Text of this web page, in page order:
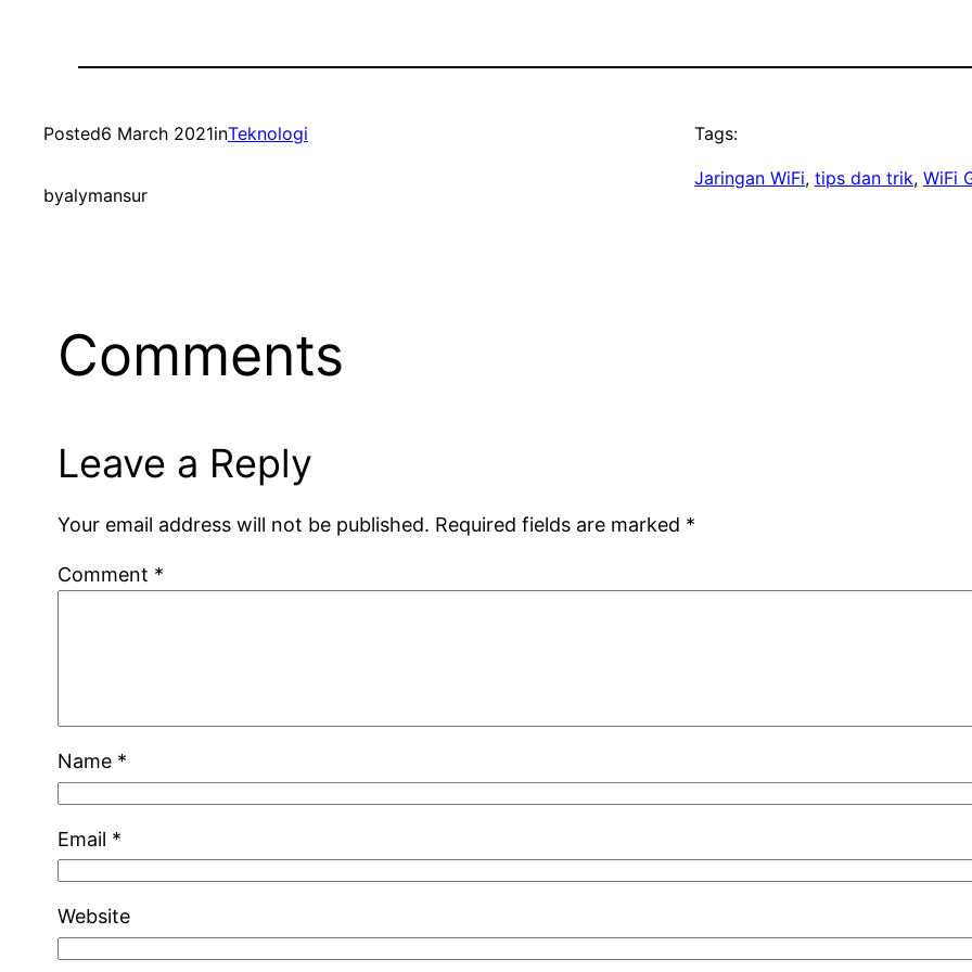
Posted6 March 2021inTeknologi
byalymansur
Tags:
Jaringan WiFi, tips dan trik, WiFi
Comments
Leave a Reply
Your email address will not be published. Required fields are marked *
Comment *
Name *
Email *
Website